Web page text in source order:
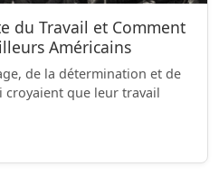
du Travail et Comment
Américains
de la détermination et de
croyaient que leur travail